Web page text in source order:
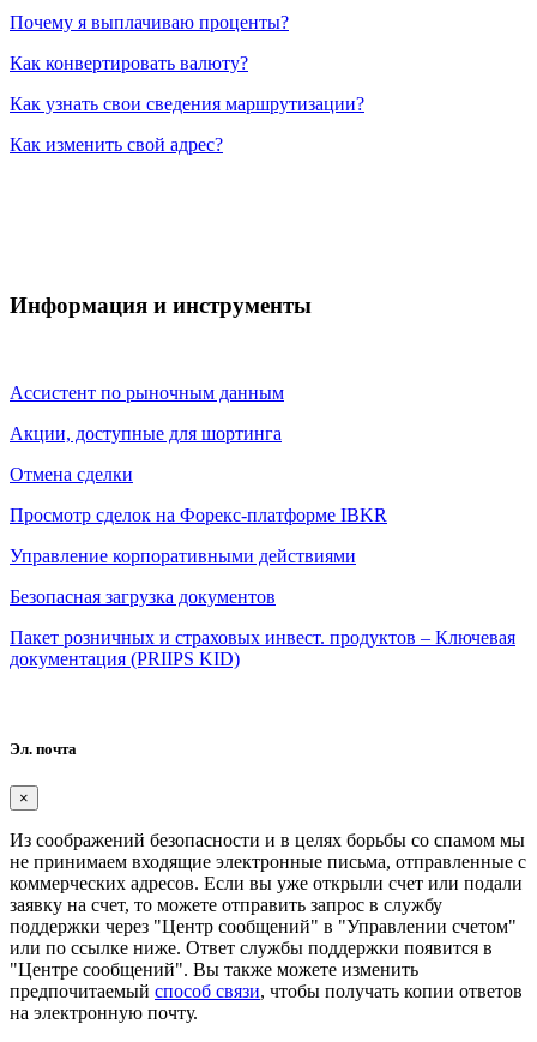
Почему я выплачиваю проценты?
Как конвертировать валюту?
Как узнать свои сведения маршрутизации?
Как изменить свой адрес?
Информация и инструменты
Ассистент по рыночным данным
Акции, доступные для шортинга
Отмена сделки
Просмотр сделок на Форекс-платформе IBKR
Управление корпоративными действиями
Безопасная загрузка документов
Пакет розничных и страховых инвест. продуктов – Ключевая
документация (PRIIPS KID)
Эл. почта
×
Из соображений безопасности и в целях борьбы со спамом мы
не принимаем входящие электронные письма, отправленные с
коммерческих адресов. Если вы уже открыли счет или подали
заявку на счет, то можете отправить запрос в службу
поддержки через "Центр сообщений" в "Управлении счетом"
или по ссылке ниже. Ответ службы поддержки появится в
"Центре сообщений". Вы также можете изменить
предпочитаемый способ связи, чтобы получать копии ответов
на электронную почту.